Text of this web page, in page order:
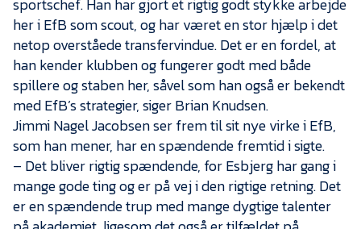
sportschef. Han har gjort et rigtig godt stykke arbejde
her i EfB som scout, og har været en stor hjælp i det
netop overståede transfervindue. Det er en fordel, at
han kender klubben og fungerer godt med både
spillere og staben her, såvel som han også er bekendt
med EfB’s strategier, siger Brian Knudsen.
Jimmi Nagel Jacobsen ser frem til sit nye virke i EfB,
som han mener, har en spændende fremtid i sigte.
– Det bliver rigtig spændende, for Esbjerg har gang i
mange gode ting og er på vej i den rigtige retning. Det
er en spændende trup med mange dygtige talenter